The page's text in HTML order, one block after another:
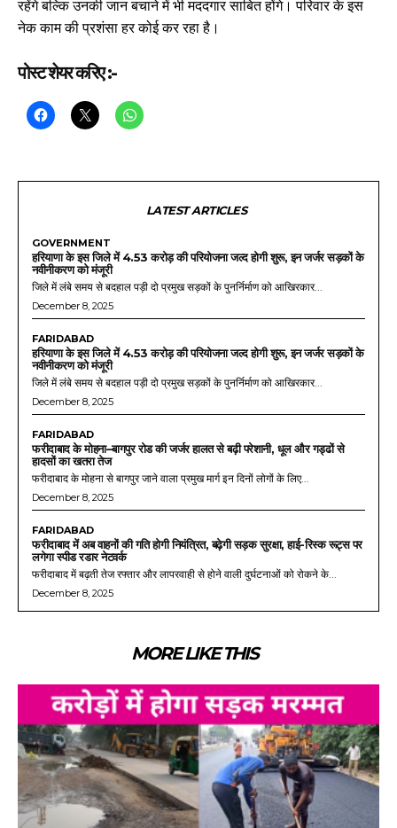
रहेंगे बल्कि उनकी जान बचाने में भी मददगार साबित होंगे। परिवार के इस
नेक काम की प्रशंसा हर कोई कर रहा है।
पोस्ट शेयर करिए :-
LATEST ARTICLES
GOVERNMENT
हरियाणा के इस जिले में 4.53 करोड़ की परियोजना जल्द होगी शुरू, इन जर्जर सड़कों के
नवीनीकरण को मंजूरी
जिले में लंबे समय से बदहाल पड़ी दो प्रमुख सड़कों के पुनर्निर्माण को आखिरकार...
December 8, 2025
FARIDABAD
हरियाणा के इस जिले में 4.53 करोड़ की परियोजना जल्द होगी शुरू, इन जर्जर सड़कों के
नवीनीकरण को मंजूरी
जिले में लंबे समय से बदहाल पड़ी दो प्रमुख सड़कों के पुनर्निर्माण को आखिरकार...
December 8, 2025
FARIDABAD
फरीदाबाद के मोहना–बागपुर रोड की जर्जर हालत से बढ़ी परेशानी, धूल और गड्ढों से
हादसों का खतरा तेज
फरीदाबाद के मोहना से बागपुर जाने वाला प्रमुख मार्ग इन दिनों लोगों के लिए...
December 8, 2025
FARIDABAD
फरीदाबाद में अब वाहनों की गति होगी नियंत्रित, बढ़ेगी सड़क सुरक्षा, हाई-रिस्क रूट्स पर
लगेगा स्पीड रडार नेटवर्क
फरीदाबाद में बढ़ती तेज रफ्तार और लापरवाही से होने वाली दुर्घटनाओं को रोकने के...
December 8, 2025
MORE LIKE THIS